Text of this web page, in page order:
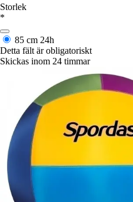
Storlek
*
85 cm 24h
Detta fält är obligatoriskt
Skickas inom 24 timmar